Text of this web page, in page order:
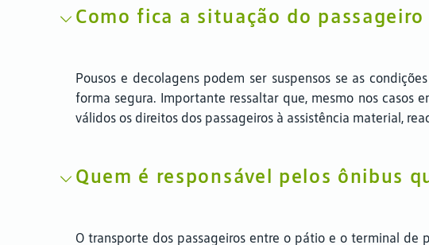
Como fica a situação do
Pousos e decolagens podem ser suspensos se as
forma segura. Importante ressaltar que, mesmo nos casos
válidos os direitos dos passageiros à assistência material,
Quem é responsável pelos ônibus
O transporte dos passageiros entre o pátio e o terminal